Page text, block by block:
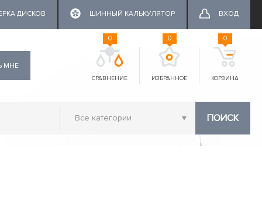
ДИСКОВ ШИННЫЙ КАЛЬКУЛЯТОР ВХОД
МНЕ
СРАВНЕНИЕ
0
ИЗБРАННОЕ
0
КОРЗИНА
0
ПОИСК